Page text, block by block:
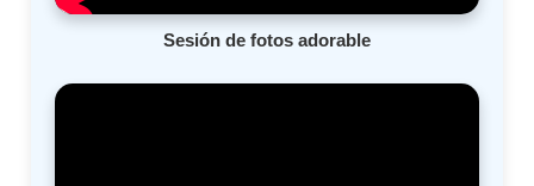
Sesión de fotos adorable